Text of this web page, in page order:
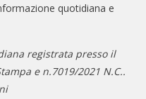
quotidiana e
registrata presso il
e n.7019/2021 N.C..